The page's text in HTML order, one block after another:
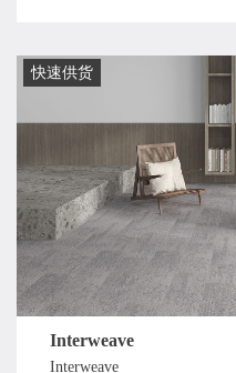
快速供货
Interweave
Interweave